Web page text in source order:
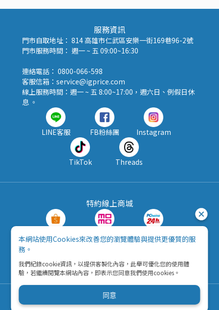
服務資訊
門市自取地址： 814 高雄市仁武區安樂一街169巷96-2號
門市服務時間： 週一 ~ 五 09:00~16:30
連絡電話： 0800-066-598
客服信箱：service@igprice.com
線上服務時間：週一 ~ 五 8:00~17:00，週六日、例假日休
息 。
LINE客服 FB粉絲團 Instagram
TikTok Threads
特約線上商城
露天拍賣 酷澎
Copyright © 2026 五九八資訊科技有限公司
營利事業統一編號：42792216
本網站使用Cookies來改善您的瀏覽體驗與提供更優質的服
務。
我們紀錄cookie資訊，以提供客製化內容，此舉可優化您的使用體
驗，若繼續閱覽本網站內容，即表示您同意我們使用cookies。
同意